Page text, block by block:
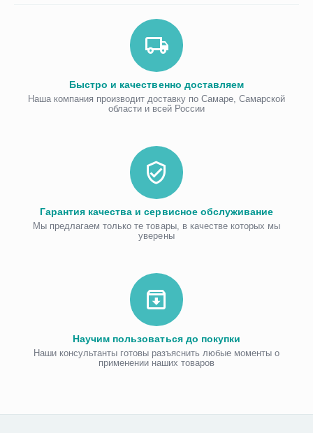
Быстро и качественно доставляем
Наша компания производит доставку по Самаре, Самарской
области и всей России
Гарантия качества и сервисное обслуживание
Мы предлагаем только те товары, в качестве которых мы
уверены
Научим пользоваться до покупки
Наши консультанты готовы разъяснить любые моменты о
применении наших товаров